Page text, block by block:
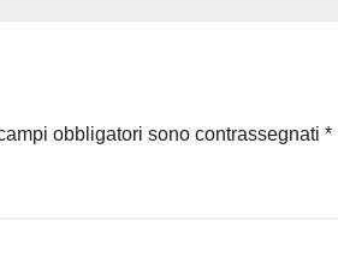
campi obbligatori sono contrassegnati *